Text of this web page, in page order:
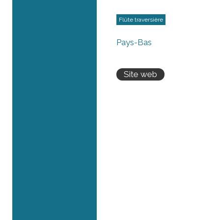
Flûte traversière
Pays-Bas
Site web